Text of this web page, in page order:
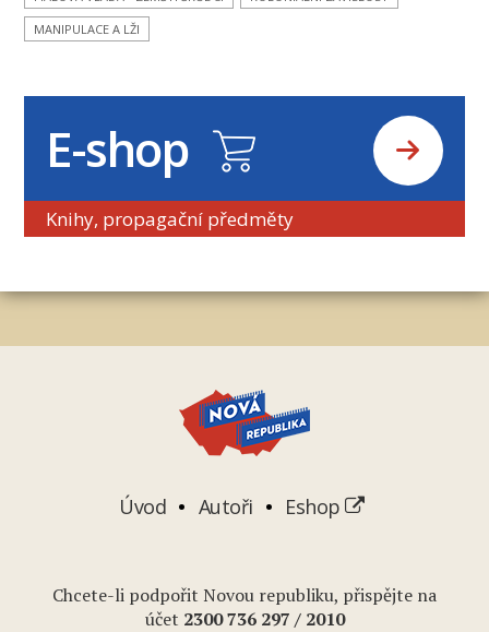
MANIPULACE A LŽI
E-shop
Knihy, propagační předměty
Úvod Autoři Eshop
Chcete-li podpořit Novou republiku, přispějte na
účet 2300 736 297 / 2010